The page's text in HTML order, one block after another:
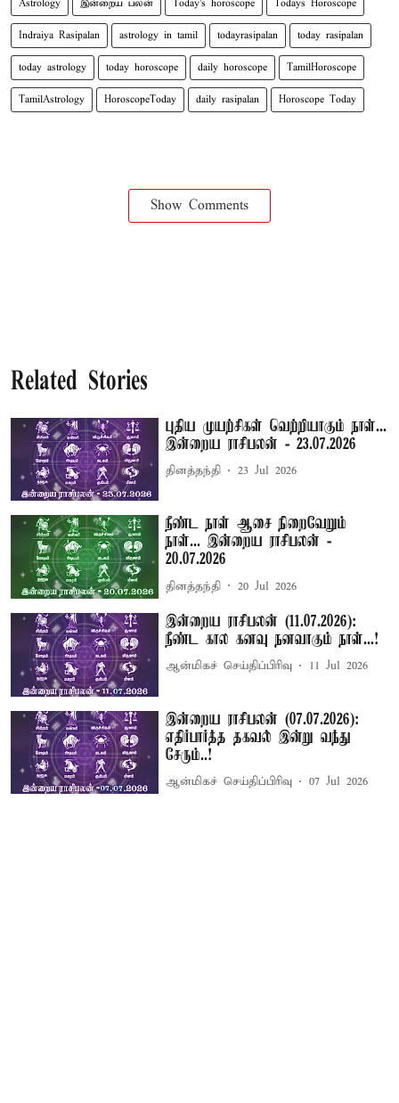
Astrology இன்றைய பலன் Today's horoscope Todays Horoscope
Indraiya Rasipalan astrology in tamil todayrasipalan today rasipalan
today astrology today horoscope daily horoscope TamilHoroscope
TamilAstrology HoroscopeToday daily rasipalan Horoscope Today
Show Comments
Related Stories
புதிய முயற்சிகள் வெற்றியாகும் நாள்...
இன்றைய ராசிபலன் - 23.07.2026
தினத்தந்தி 23 Jul 2026
நீண்ட நாள் ஆசை நிறைவேறும்
நாள்... இன்றைய ராசிபலன் -
20.07.2026
தினத்தந்தி 20 Jul 2026
இன்றைய ராசிபலன் (11.07.2026):
நீண்ட கால கனவு நனவாகும் நாள்...!
ஆன்மிகச் செய்திப்பிரிவு 11 Jul 2026
இன்றைய ராசிபலன் (07.07.2026):
எதிர்பார்த்த தகவல் இன்று வந்து
சேரும்..!
ஆன்மிகச் செய்திப்பிரிவு 07 Jul 2026